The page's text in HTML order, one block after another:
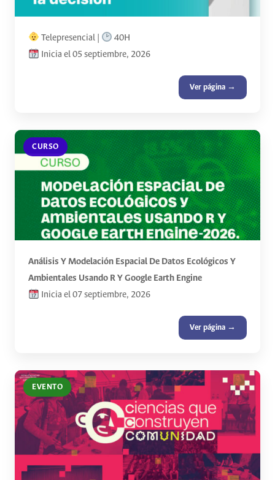
Telepresencial |
40H
Inicia el 05 septiembre, 2026
Ver página →
CURSO
Análisis Y Modelación Espacial De Datos Ecológicos Y
Ambientales Usando R Y Google Earth Engine
Inicia el 07 septiembre, 2026
Ver página →
EVENTO